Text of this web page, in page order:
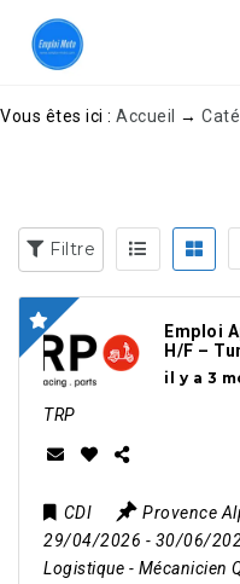
Vous êtes ici : Accueil →
Filtre
Emploi
H/F –
il y a 3
TRP
CDI
Provence
29/04/2026 - 30/06/
Logistique - Mécanicien